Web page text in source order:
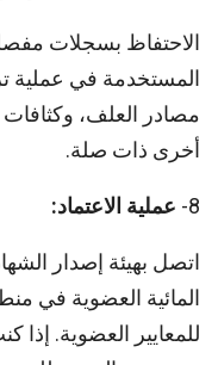
الاحتفاظ بسجلات
المستخدمة في عملية
مصادر العلف،
أخرى ذات صلة.
8- عملية الاعتماد:
اتصل بهيئة إصدار
المائية العضوية في
للمعايير العضوية. إذا